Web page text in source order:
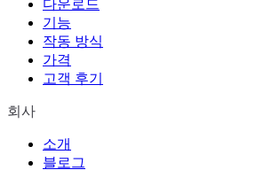
다운로드
기능
작동 방식
가격
고객 후기
회사
소개
블로그